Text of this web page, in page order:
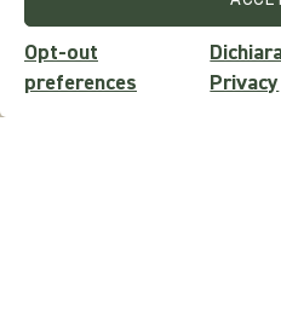
Opt-out
preferences
Privacy
Il tuo messaggio